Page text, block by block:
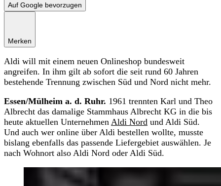
Auf Google bevorzugen
Merken
Aldi will mit einem neuen Onlineshop bundesweit
angreifen. In ihm gilt ab sofort die seit rund 60 Jahren
bestehende Trennung zwischen Süd und Nord nicht mehr.
Essen/Mülheim a. d. Ruhr. 1961 trennten Karl und Theo
Albrecht das damalige Stammhaus Albrecht KG in die bis
heute aktuellen Unternehmen Aldi Nord und Aldi Süd.
Und auch wer online über Aldi bestellen wollte, musste
bislang ebenfalls das passende Liefergebiet auswählen. Je
nach Wohnort also Aldi Nord oder Aldi Süd.